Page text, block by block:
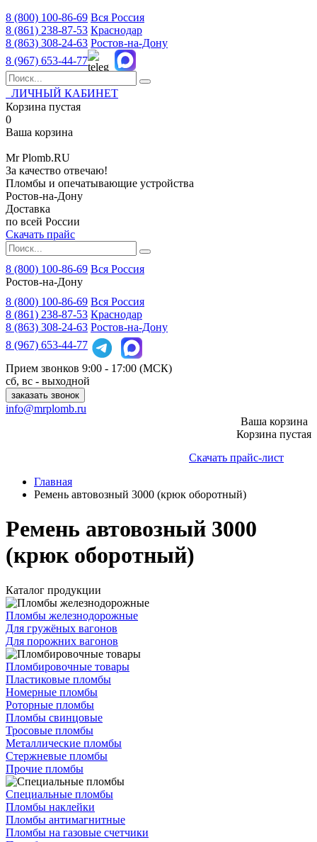
8 (800) 100-86-69 Вся Россия
8 (861) 238-87-53 Краснодар
8 (863) 308-24-63 Ростов-на-Дону
8 (967) 653-44-77
ЛИЧНЫЙ КАБИНЕТ
Корзина пустая
0
Ваша корзина
MrPlomb.RU
За качество отвечаю!
Пломбы и опечатывающие устройства
Ростов-на-Дону
Доставка
по всей России
Скачать прайс
8 (800) 100-86-69 Вся Россия
Ростов-на-Дону
8 (800) 100-86-69 Вся Россия
8 (861) 238-87-53 Краснодар
8 (863) 308-24-63 Ростов-на-Дону
8 (967) 653-44-77
Прием звонков 9:00 - 17:00 (МСК)
сб, вс - выходной
заказать звонок
info@mrplomb.ru
Ваша корзина
Корзина пустая
Скачать прайс-лист
Главная
Ремень автовозный 3000 (крюк оборотный)
Ремень автовозный 3000
(крюк оборотный)
Каталог продукции
Пломбы железнодорожные
Для гружёных вагонов
Для порожних вагонов
Пломбировочные товары
Пластиковые пломбы
Номерные пломбы
Роторные пломбы
Пломбы свинцовые
Тросовые пломбы
Металлические пломбы
Стержневые пломбы
Прочие пломбы
Специальные пломбы
Пломбы наклейки
Пломбы антимагнитные
Пломбы на газовые счетчики